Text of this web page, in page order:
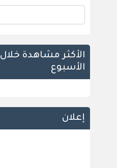
الأكثر مشاهدة خلال
الأسبوع
إعلان